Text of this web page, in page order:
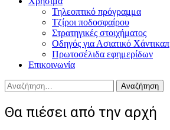
Τηλεοπτικό πρόγραμμα
Τζίροι ποδοσφαίρου
Στρατηγικές στοιχήματος
Οδηγός για Ασιατικό Χάντικαπ
Πρωτοσέλιδα εφημερίδων
Επικοινωνία
Αναζήτηση
για:
Θα πιέσει από την αρχή